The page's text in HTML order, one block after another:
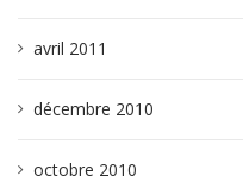
avril 2011
décembre 2010
octobre 2010